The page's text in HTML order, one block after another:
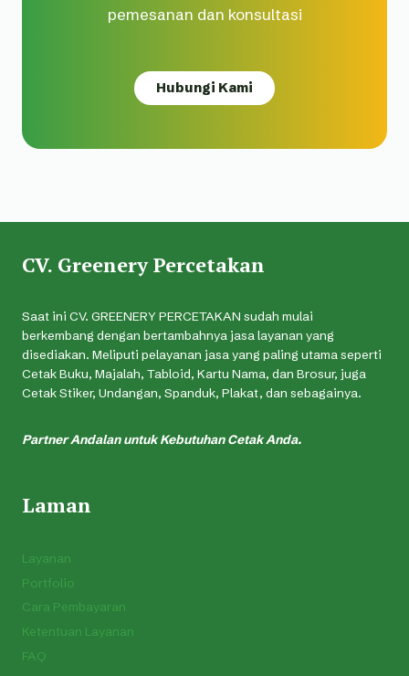
pemesanan dan konsultasi
Hubungi Kami
CV. Greenery Percetakan
Saat ini CV. GREENERY PERCETAKAN sudah mulai
berkembang dengan bertambahnya jasa layanan yang
disediakan. Meliputi pelayanan jasa yang paling utama seperti
Cetak Buku, Majalah, Tabloid, Kartu Nama, dan Brosur, juga
Cetak Stiker, Undangan, Spanduk, Plakat, dan sebagainya.
Partner Andalan untuk Kebutuhan Cetak Anda.
Laman
Layanan
Portfolio
Cara Pembayaran
Ketentuan Layanan
FAQ